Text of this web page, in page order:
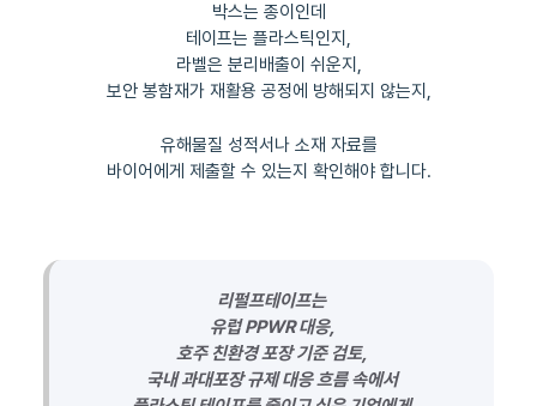
박스는 종이인데
테이프는 플라스틱인지,
라벨은 분리배출이 쉬운지,
보안 봉함재가 재활용 공정에 방해되지 않는지,
유해물질 성적서나 소재 자료를
바이어에게 제출할 수 있는지 확인해야 합니다.
리펄프테이프는
유럽 PPWR 대응,
호주 친환경 포장 기준 검토,
국내 과대포장 규제 대응 흐름 속에서